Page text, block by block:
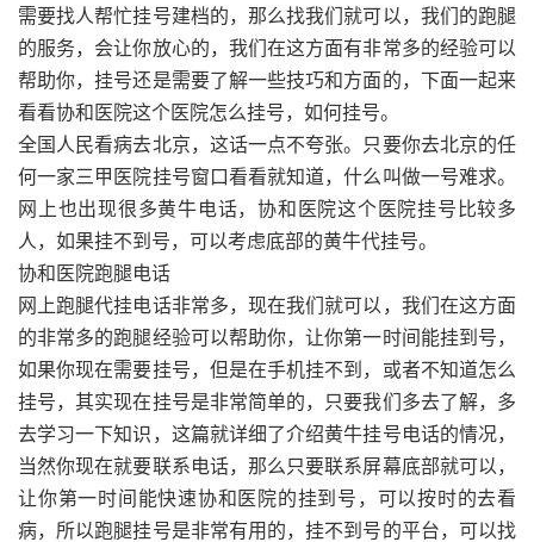
需要找人帮忙挂号建档的，那么找我们就可以，我们的跑腿
的服务，会让你放心的，我们在这方面有非常多的经验可以
帮助你，挂号还是需要了解一些技巧和方面的，下面一起来
看看协和医院这个医院怎么挂号，如何挂号。
全国人民看病去北京，这话一点不夸张。只要你去北京的任
何一家三甲医院挂号窗口看看就知道，什么叫做一号难求。
网上也出现很多黄牛电话，协和医院这个医院挂号比较多
人，如果挂不到号，可以考虑底部的黄牛代挂号。
协和医院跑腿电话
网上跑腿代挂电话非常多，现在我们就可以，我们在这方面
的非常多的跑腿经验可以帮助你，让你第一时间能挂到号，
如果你现在需要挂号，但是在手机挂不到，或者不知道怎么
挂号，其实现在挂号是非常简单的，只要我们多去了解，多
去学习一下知识，这篇就详细了介绍黄牛挂号电话的情况，
当然你现在就要联系电话，那么只要联系屏幕底部就可以，
让你第一时间能快速协和医院的挂到号，可以按时的去看
病，所以跑腿挂号是非常有用的，挂不到号的平台，可以找